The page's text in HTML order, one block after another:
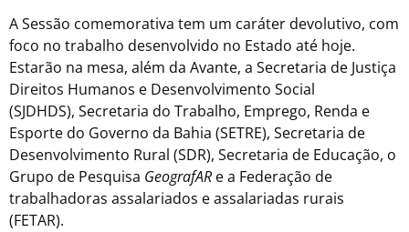
A Sessão comemorativa tem um caráter devolutivo, com
foco no trabalho desenvolvido no Estado até hoje.
Estarão na mesa, além da Avante, a Secretaria de Justiça
Direitos Humanos e Desenvolvimento Social
(SJDHDS), Secretaria do Trabalho, Emprego, Renda e
Esporte do Governo da Bahia (SETRE), Secretaria de
Desenvolvimento Rural (SDR), Secretaria de Educação, o
Grupo de Pesquisa GeografAR e a Federação de
trabalhadoras assalariados e assalariadas rurais
(FETAR).